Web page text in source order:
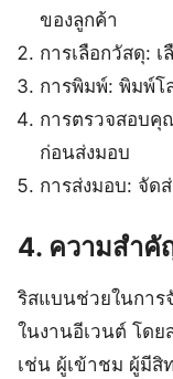
ของลูกค้า
การเลือกวัสดุ:
การพิมพ์: พิมพ์โ
การตรวจสอบ
ก่อนส่งมอบ
การส่งมอบ: จัด
4. ความสำคั
ริสแบนช่วยในการ
ในงานอีเวนต์ โดย
เช่น ผู้เข้าชม ผู้มีสิ